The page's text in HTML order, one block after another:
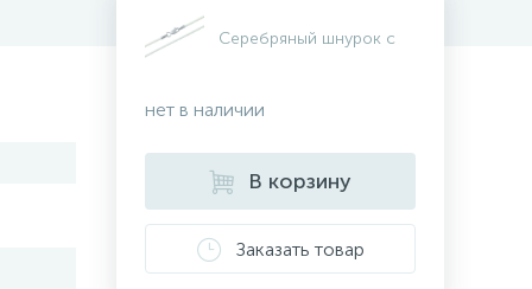
Серебряный шнурок с
нет в наличии
В корзину
Заказать товар